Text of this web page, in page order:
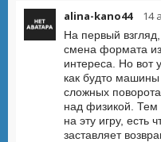
alina-kano44 14
На первый
смена формата
интереса. Но вот
как будто
сложных
над физикой.
на эту игру, есть
заставляет